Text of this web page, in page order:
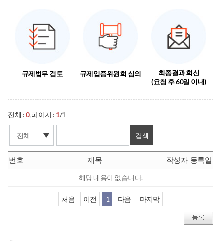
규제법무 검토 규제입증위원회 심의
최종결과 회신
(요청 후 60일 이내)
전체 :0, 페이지 : 1/1
번호 제목 작성자 등록일
해당 내용이 없습니다.
처음 이전 1 다음 마지막